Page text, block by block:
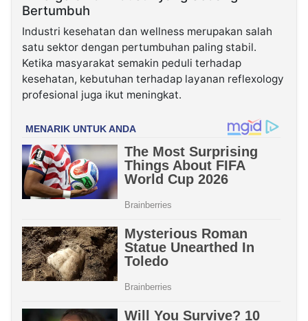
Bertumbuh
Industri kesehatan dan wellness merupakan salah
satu sektor dengan pertumbuhan paling stabil.
Ketika masyarakat semakin peduli terhadap
kesehatan, kebutuhan terhadap layanan reflexology
profesional juga ikut meningkat.